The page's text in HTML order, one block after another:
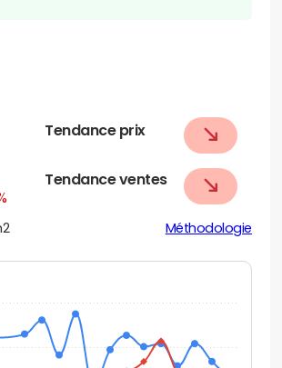
Tendance prix
Tendance ventes
Méthodologie